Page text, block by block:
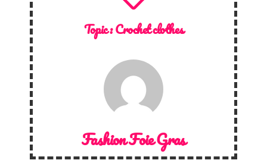
Topic :Crochet clothes
Fashion Foie Gras